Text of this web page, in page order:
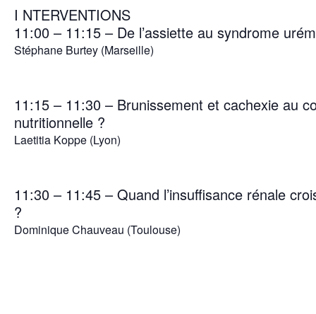
I NTERVENTIONS
11:00 – 11:15 – De l’assiette au syndrome
Stéphane Burtey (Marseille)
11:15 – 11:30 – Brunissement et cachexie au
nutritionnelle ?
Laetitia Koppe (Lyon)
11:30 – 11:45 – Quand l’insuffisance rénale
?
Dominique Chauveau (Toulouse)